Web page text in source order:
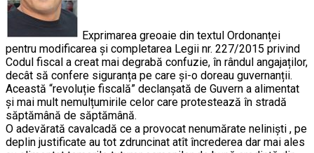
Exprimarea greoaie din textul Ordonanței
pentru modificarea și completarea Legii nr. 227/2015 privind
Codul fiscal a creat mai degrabă confuzie, în rândul angajaților,
decât să confere siguranța pe care și-o doreau guvernanții.
Această “revoluție fiscală” declanșată de Guvern a alimentat
și mai mult nemulțumirile celor care protestează în stradă
săptămână de săptămână.
O adevărată cavalcadă ce a provocat nenumărate neliniști , pe
deplin justificate au tot zdruncinat atît încrederea dar mai ales